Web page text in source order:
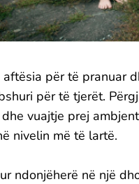
për të pranuar
për të tjerët.
vuajtje prej
nivelin më të lartë.
ndonjëherë në një